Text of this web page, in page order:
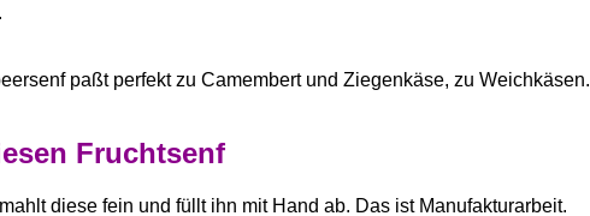
paßt perfekt zu Camembert und Ziegenkäse, zu Weichkäsen.
Fruchtsenf
diese fein und füllt ihn mit Hand ab. Das ist Manufakturarbeit.